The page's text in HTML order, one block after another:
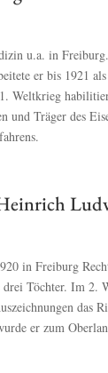
u.a. in
er bis 1921
Weltkrieg
und Träger des
in Freiburg
drei Töchter. Im 2.
das
er zum